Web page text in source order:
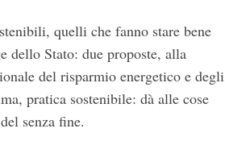
quelli che fanno stare bene
dello Stato: due proposte, alla
del risparmio energetico e degli
pratica sostenibile: dà alle cose
senza fine.